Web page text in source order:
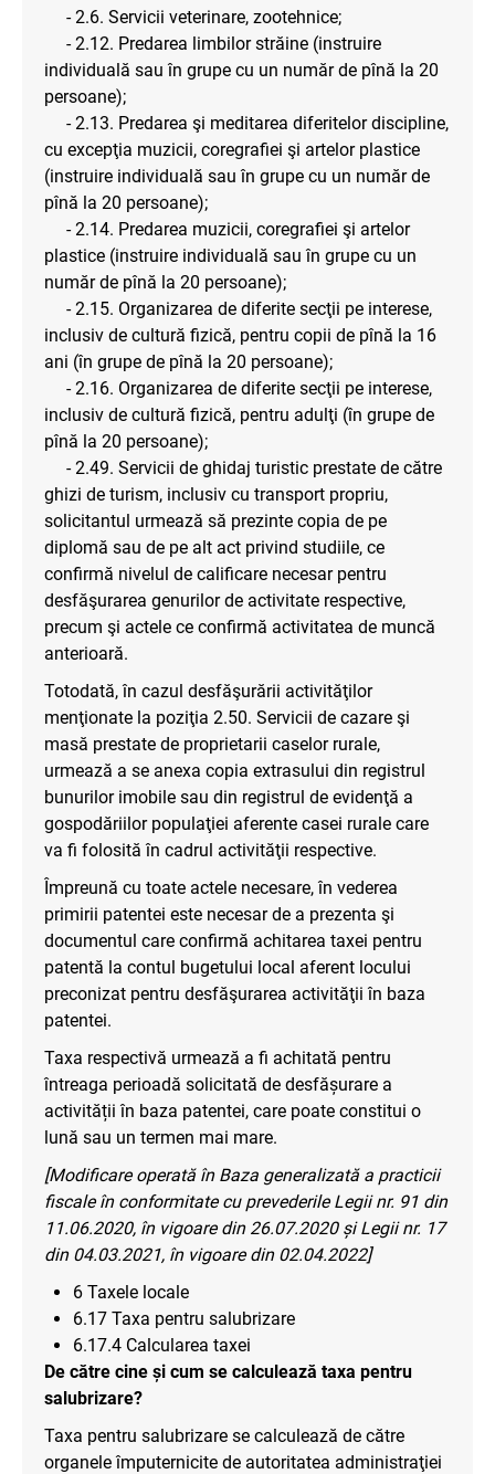
- 2.6. Servicii veterinare, zootehnice;
- 2.12. Predarea limbilor străine (instruire
individuală sau în grupe cu un număr de pînă la 20
persoane);
- 2.13. Predarea şi meditarea diferitelor discipline,
cu excepţia muzicii, coregrafiei şi artelor plastice
(instruire individuală sau în grupe cu un număr de
pînă la 20 persoane);
- 2.14. Predarea muzicii, coregrafiei şi artelor
plastice (instruire individuală sau în grupe cu un
număr de pînă la 20 persoane);
- 2.15. Organizarea de diferite secţii pe interese,
inclusiv de cultură fizică, pentru copii de pînă la 16
ani (în grupe de pînă la 20 persoane);
- 2.16. Organizarea de diferite secţii pe interese,
inclusiv de cultură fizică, pentru adulţi (în grupe de
pînă la 20 persoane);
- 2.49. Servicii de ghidaj turistic prestate de către
ghizi de turism, inclusiv cu transport propriu,
solicitantul urmează să prezinte copia de pe
diplomă sau de pe alt act privind studiile, ce
confirmă nivelul de calificare necesar pentru
desfăşurarea genurilor de activitate respective,
precum şi actele ce confirmă activitatea de muncă
anterioară.
Totodată, în cazul desfăşurării activităţilor
menţionate la poziţia 2.50. Servicii de cazare şi
masă prestate de proprietarii caselor rurale,
urmează a se anexa copia extrasului din registrul
bunurilor imobile sau din registrul de evidenţă a
gospodăriilor populaţiei aferente casei rurale care
va fi folosită în cadrul activităţii respective.
Împreună cu toate actele necesare, în vederea
primirii patentei este necesar de a prezenta şi
documentul care confirmă achitarea taxei pentru
patentă la contul bugetului local aferent locului
preconizat pentru desfăşurarea activităţii în baza
patentei.
Taxa respectivă urmează a fi achitată pentru
întreaga perioadă solicitată de desfășurare a
activității în baza patentei, care poate constitui o
lună sau un termen mai mare.
[Modificare operată în Baza generalizată a practicii
fiscale în conformitate cu prevederile Legii nr. 91 din
11.06.2020, în vigoare din 26.07.2020 și Legii nr. 17
din 04.03.2021, în vigoare din 02.04.2022]
6 Taxele locale
6.17 Taxa pentru salubrizare
6.17.4 Calcularea taxei
De către cine și cum se calculează taxa pentru
salubrizare?
Taxa pentru salubrizare se calculează de către
organele împuternicite de autoritatea administraţiei